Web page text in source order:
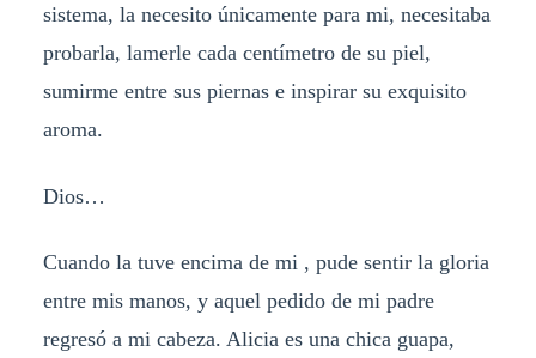
sistema, la necesito únicamente para mi, necesitaba
probarla, lamerle cada centímetro de su piel,
sumirme entre sus piernas e inspirar su exquisito
aroma.
Dios…
Cuando la tuve encima de mi , pude sentir la gloria
entre mis manos, y aquel pedido de mi padre
regresó a mi cabeza. Alicia es una chica guapa,